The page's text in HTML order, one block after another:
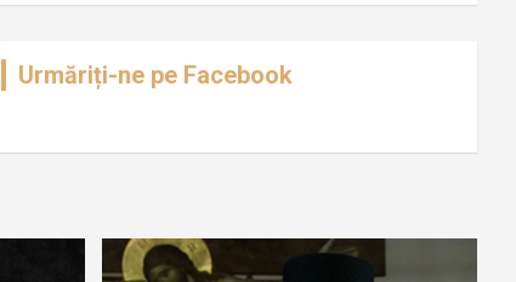
Urmăriți-ne pe Facebook